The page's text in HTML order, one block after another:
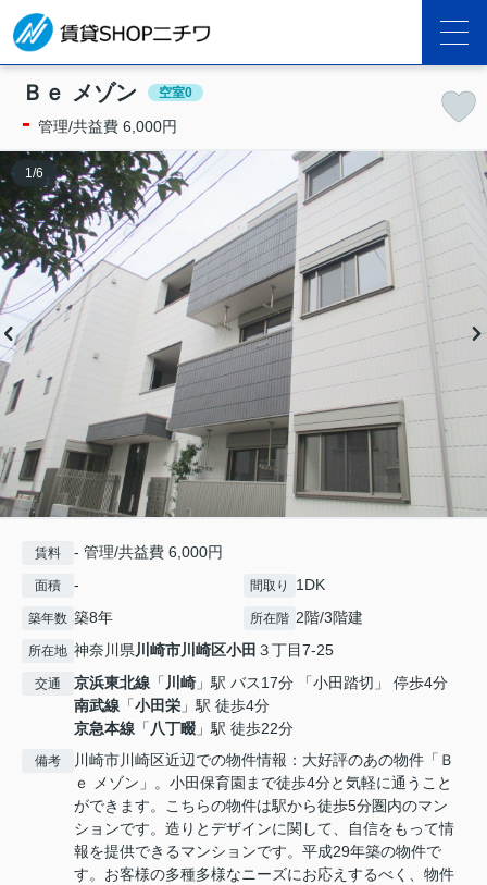
Ｂｅ メゾン 空室0
- 管理/共益費 6,000円
1 /6
賃料 - 管理/共益費 6,000円
面積 - 間取り 1DK
築年数 築8年 所在階 2階/3階建
所在地 神奈川県川崎市川崎区小田 ３丁目7-25
交通 京浜東北線 「 川崎 」駅 バス17分 「小田踏切」 停歩4分
南武線 「小田栄 」駅 徒歩4分
京急本線 「 八丁畷 」駅 徒歩22分
備考
川崎市川崎区近辺での物件情報：大好評のあの物件「Ｂ
ｅ メゾン」。小田保育園まで徒歩4分と気軽に通うこと
ができます。こちらの物件は駅から徒歩5分圏内のマン
ションです。造りとデザインに関して、自信をもって情
報を提供できるマンションです。平成29年築の物件で
す。お客様の多種多様なニーズにお応えするべく、物件